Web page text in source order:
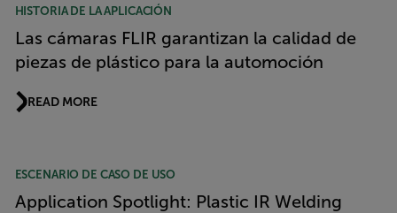
HISTORIA DE LA APLICACIÓN
Las cámaras FLIR garantizan la calidad de
piezas de plástico para la automoción
READ MORE
ESCENARIO DE CASO DE USO
Application Spotlight: Plastic IR Welding